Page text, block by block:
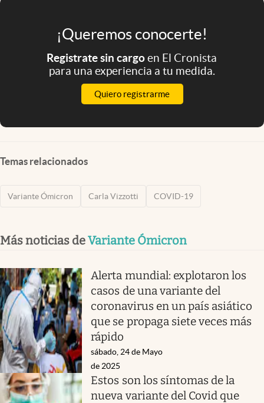
abre en nueva pestaña
¡Queremos conocerte!
Registrate sin cargoen El Cronista
para una experiencia a tu medida.
Quiero registrarme
Temas relacionados
Variante Ómicron Carla Vizzotti COVID-19
Más noticias deVariante Ómicron
Alerta mundial: explotaron los
casos de una variante del
coronavirus en un país asiático
que se propaga siete veces más
rápido
sábado, 24 de Mayo
de 2025
Estos son los síntomas de la
nueva variante del Covid que